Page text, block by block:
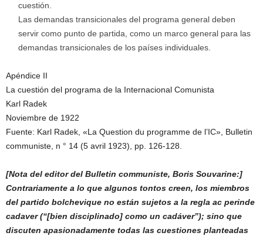
cuestión.
Las demandas transicionales del programa general deben
servir como punto de partida, como un marco general para las
demandas transicionales de los países individuales.
Apéndice II
La cuestión del programa de la Internacional Comunista
Karl Radek
Noviembre de 1922
Fuente: Karl Radek, «La Question du programme de l’IC», Bulletin
communiste, n ° 14 (5 avril 1923), pp. 126-128.
[Nota del editor del Bulletin communiste, Boris Souvarine:]
Contrariamente a lo que algunos tontos creen, los miembros
del partido bolchevique no están sujetos a la regla ac perinde
cadaver (“[bien disciplinado] como un cadáver”); sino que
discuten apasionadamente todas las cuestiones planteadas